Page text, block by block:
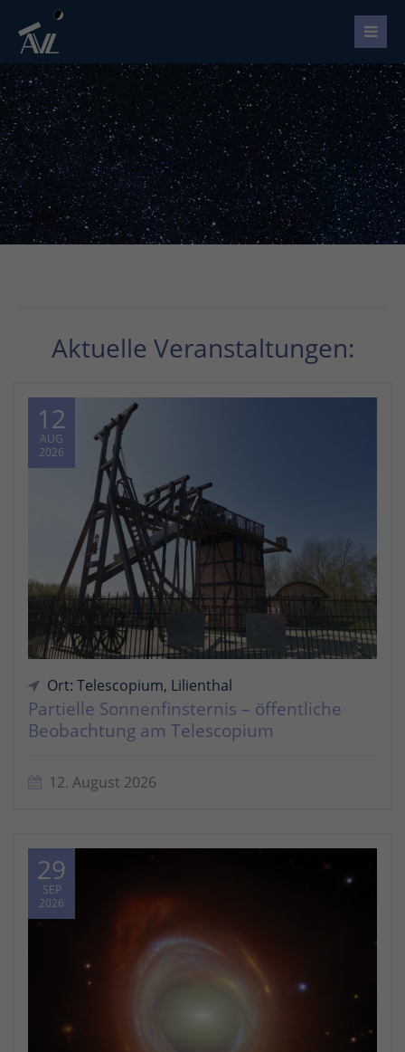
Aktuelle Veranstaltungen:
12
AUG
2026
Ort: Telescopium, Lilienthal
Partielle Sonnenfinsternis – öffentliche
Beobachtung am Telescopium
12. August 2026
29
SEP
2026